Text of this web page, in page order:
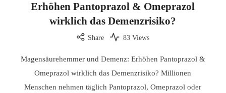
Erhöhen Pantoprazol & Omeprazol
wirklich das Demenzrisiko?
Share 83 Views
Magensäurehemmer und Demenz: Erhöhen Pantoprazol &
Omeprazol wirklich das Demenzrisiko? Millionen
Menschen nehmen täglich Pantoprazol, Omeprazol oder